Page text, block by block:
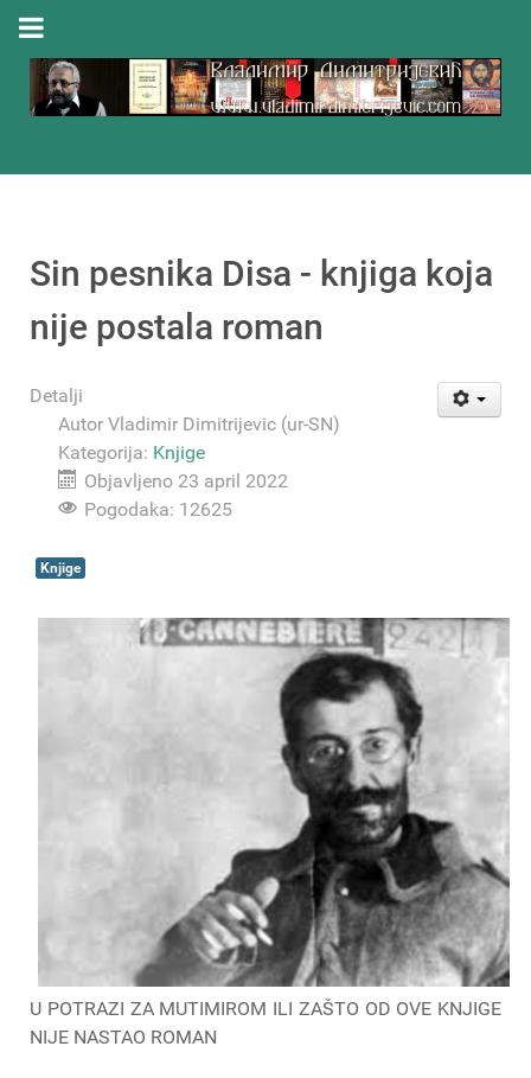
Sin pesnika Disa - knjiga koja
nije postala roman
Detalji
Autor Vladimir Dimitrijevic (ur-SN)
Kategorija: Knjige
Objavljeno 23 april 2022
Pogodaka: 12625
Knjige
U POTRAZI ZA MUTIMIROM ILI ZAŠTO OD OVE KNJIGE
NIJE NASTAO ROMAN